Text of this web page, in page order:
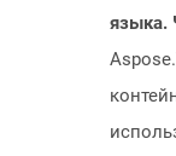
языка.